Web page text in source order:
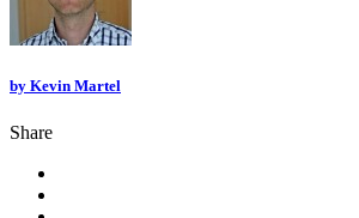
by Kevin Martel
Share